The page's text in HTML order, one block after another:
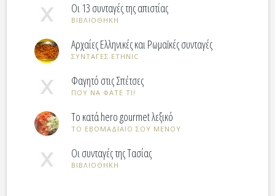
Οι 13 συνταγές της απιστίας
ΒΙΒΛΙΟΘΗΚΗ
Αρχαίες Ελληνικές και Ρωμαϊκές συνταγές
ΣΥΝΤΑΓΕΣ ETHNIC
Φαγητό στις Σπέτσες
ΠΟΥ ΝΑ ΦΑΤΕ ΤΙ!
Tο κατά hero gourmet λεξικό
ΤΟ ΕΒOΜΑΔΙΑΙΟ ΣΟΥ ΜΕΝΟΥ
Οι συνταγές της Τασίας
ΒΙΒΛΙΟΘΗΚΗ